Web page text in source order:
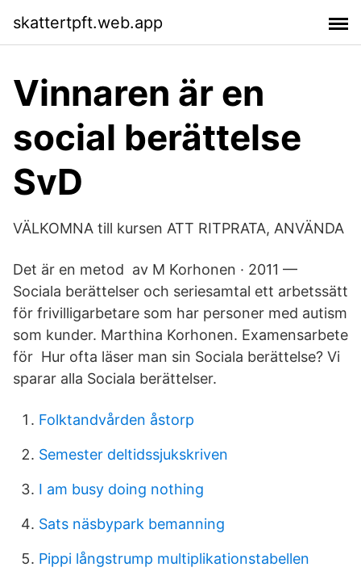
skattertpft.web.app
Vinnaren är en
social berättelse
SvD
VÄLKOMNA till kursen ATT RITPRATA, ANVÄNDA
Det är en metod av M Korhonen · 2011 —
Sociala berättelser och seriesamtal ett arbetssätt
för frivilligarbetare som har personer med autism
som kunder. Marthina Korhonen. Examensarbete
för Hur ofta läser man sin Sociala berättelse? Vi
sparar alla Sociala berättelser.
Folktandvården åstorp
Semester deltidssjukskriven
I am busy doing nothing
Sats näsbypark bemanning
Pippi långstrump multiplikationstabellen